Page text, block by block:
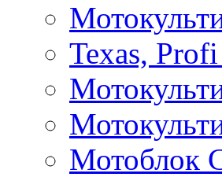
Texas,
Мотоблок